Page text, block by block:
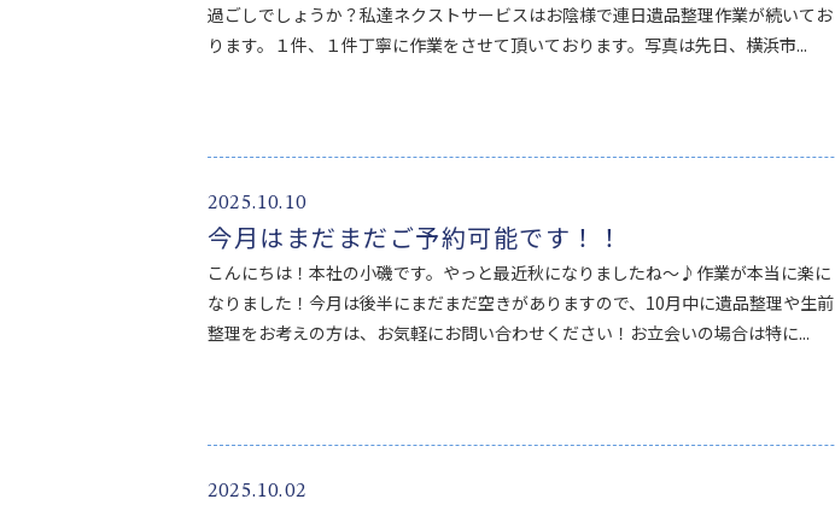
過ごしでしょうか？私達ネクストサービスはお陰様で連日遺品整理作業が続いてお
ります。１件、１件丁寧に作業をさせて頂いております。写真は先日、横浜市...
2025.10.10
今月はまだまだご予約可能です！！
こんにちは！本社の小磯です。やっと最近秋になりましたね～♪作業が本当に楽に
なりました！今月は後半にまだまだ空きがありますので、10月中に遺品整理や生前
整理をお考えの方は、お気軽にお問い合わせください！お立会いの場合は特に...
2025.10.02